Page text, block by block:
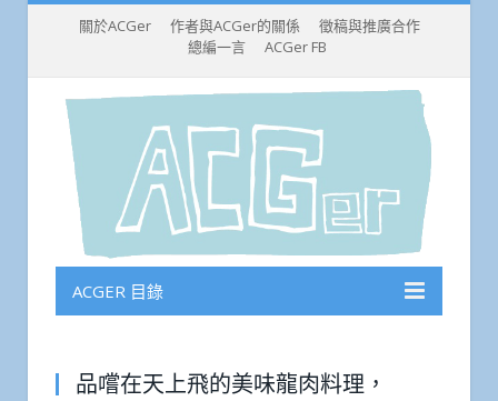
關於ACGer 作者與ACGer的關係
徵稿與推廣合作
總編一言
ACGer FB
ACGER 目錄
品嚐在天上飛的美味龍肉料理，